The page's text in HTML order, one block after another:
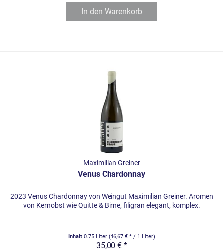
In den Warenkorb
Maximilian Greiner
Venus Chardonnay
2023 Venus Chardonnay von Weingut Maximilian Greiner. Aromen
von Kernobst wie Quitte & Birne, filigran elegant, komplex.
Inhalt 0.75 Liter (46,67 € * / 1 Liter)
35,00 € *